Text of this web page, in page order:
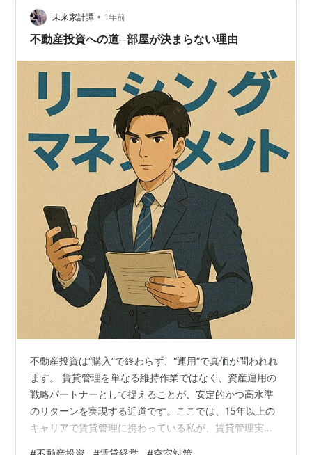
産171億円という巨大な事業規模が示されて…
未来家計譚 • 1年前
不動産投資への道─部屋が決まらない理由
不動産投資は“購入”で終わらず、“運用”で真価が問われれ
ます。 賃貸管理を単なる維持作業ではなく、資産運用の
戦略パートナーとして捉えることが、安定的かつ高水準
のリターンを実現する近道です。ここでは、15年以上の
キャリアで賃貸管理に携わっている私が、賃貸管理実務